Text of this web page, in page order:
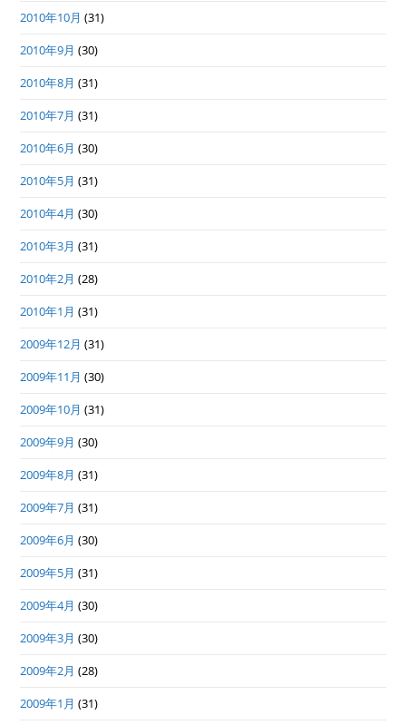
2010年10月 (31)
2010年9月 (30)
2010年8月 (31)
2010年7月 (31)
2010年6月 (30)
2010年5月 (31)
2010年4月 (30)
2010年3月 (31)
2010年2月 (28)
2010年1月 (31)
2009年12月 (31)
2009年11月 (30)
2009年10月 (31)
2009年9月 (30)
2009年8月 (31)
2009年7月 (31)
2009年6月 (30)
2009年5月 (31)
2009年4月 (30)
2009年3月 (30)
2009年2月 (28)
2009年1月 (31)